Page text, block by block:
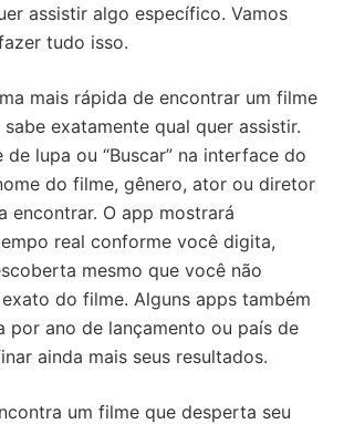
assistir algo específico. Vamos
tudo isso.
mais rápida de encontrar um filme
exatamente qual quer assistir.
de lupa ou “Buscar” na interface do
do filme, gênero, ator ou diretor
encontrar. O app mostrará
real conforme você digita,
mesmo que você não
do filme. Alguns apps também
por ano de lançamento ou país de
ainda mais seus resultados.
um filme que desperta seu